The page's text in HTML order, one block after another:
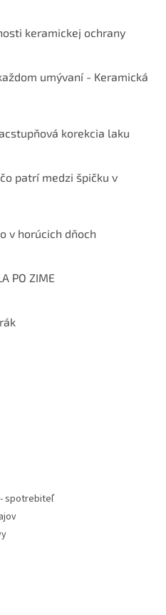
keramickej ochrany
umývaní - Keramická
korekcia laku
patrí medzi špičku v
v horúcich dňoch
PO ZIME
spotrebiteľ